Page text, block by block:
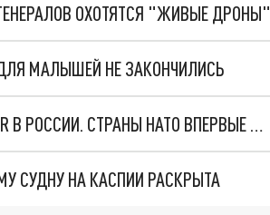
ОХОТЯТСЯ "ЖИВЫЕ ДРОНЫ"
МАЛЫШЕЙ НЕ ЗАКОНЧИЛИСЬ
"ОЧЕНЬ ПЛОХИЕ НОВОСТИ": БОЛЬШАЯ ОШИБКА PALANTIR В РОССИИ. СТРАНЫ НАТО ВПЕРВЫЕ ЗА СВО ОСТАНОВИЛИ ПОСТАВКИ ОРУЖИЯ. ВСУ ТЕРЯЮТ ПРИГРАНИЧЬЕ?
СУДНУ НА КАСПИИ РАСКРЫТА